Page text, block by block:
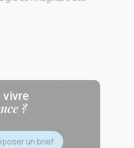
vivre
?
un brief